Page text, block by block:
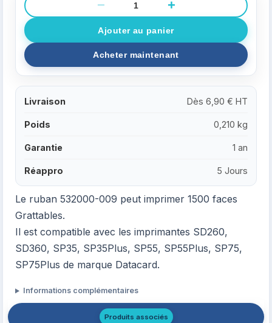
− +
Livraison Dès 6,90 € HT
Poids 0,210 kg
Garantie 1 an
Réappro 5 Jours
Le ruban 532000-009 peut imprimer 1500 faces
Grattables.
Il est compatible avec les imprimantes SD260,
SD360, SP35, SP35Plus, SP55, SP55Plus, SP75,
SP75Plus de marque Datacard.
Informations complémentaires
Produits associés